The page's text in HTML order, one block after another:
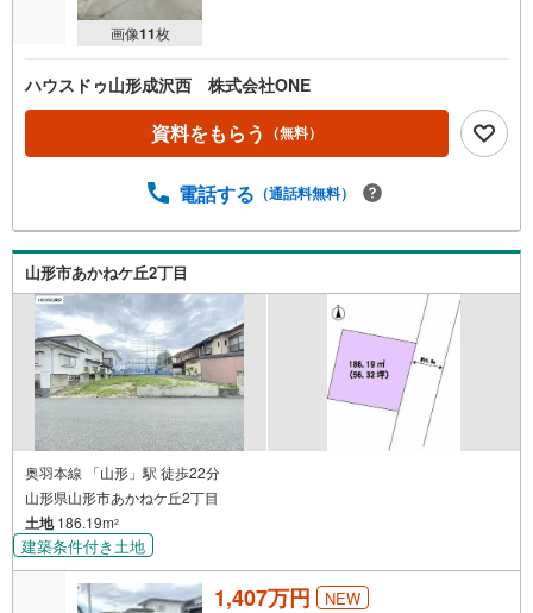
画像11枚
ハウスドゥ山形成沢西 株式会社ONE
資料をもらう （無料）
電話する （通話料無料）
山形市あかねケ丘2丁目
奥羽本線 「山形」駅 徒歩22分
山形県山形市あかねケ丘2丁目
土地186.19m2
建築条件付き土地
1,407万円 NEW